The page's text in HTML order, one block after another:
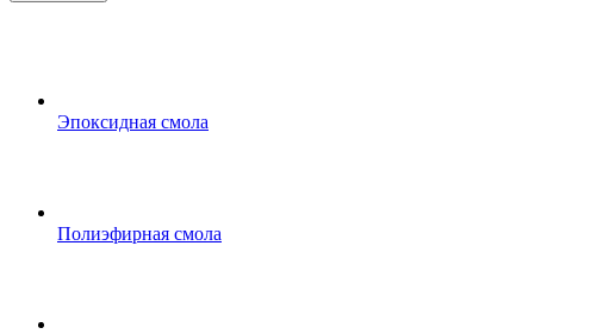
Эпоксидная смола
Полиэфирная смола